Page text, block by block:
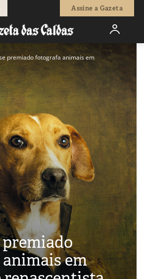
Assine a Gazeta
premiado fotografa animais em
em